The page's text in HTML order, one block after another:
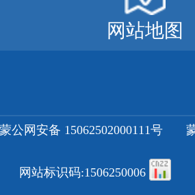
网站地图
蒙公网安备 15062502000111号
网站标识码:1506250006